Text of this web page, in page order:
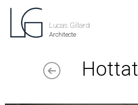
Lucas Gillard
Architecte
Hottat